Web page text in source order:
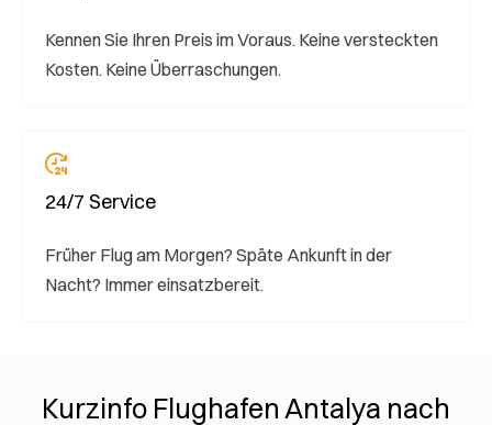
Kennen Sie Ihren Preis im Voraus. Keine versteckten
Kosten. Keine Überraschungen.
24/7 Service
Früher Flug am Morgen? Späte Ankunft in der
Nacht? Immer einsatzbereit.
Kurzinfo Flughafen Antalya nach